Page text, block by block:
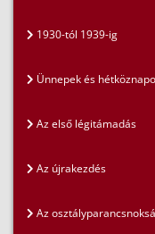
1930-tól 1939-ig
Ünnepek és
Az első légitámadás
Az újrakezdés
Az